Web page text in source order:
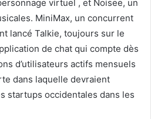
virtuel , et Noisee, un
MiniMax, un concurrent
lancé Talkie, toujours sur le
de chat qui compte dès
d’utilisateurs actifs mensuels
dans laquelle devraient
startups occidentales dans les